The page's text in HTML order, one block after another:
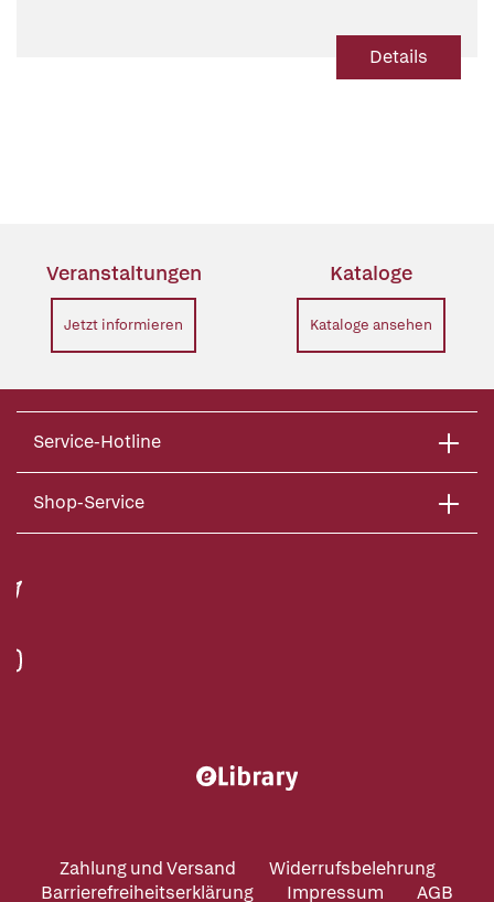
Details
Veranstaltungen
Jetzt informieren
Kataloge
Kataloge ansehen
Service-Hotline
Shop-Service
Zahlung und Versand
Widerrufsbelehrung
Barrierefreiheitserklärung
Impressum AGB